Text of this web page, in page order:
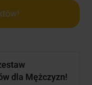
dla Mężczyzn!